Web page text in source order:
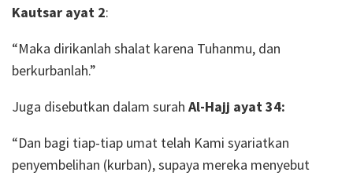
Kautsar ayat 2:
“Maka dirikanlah shalat karena Tuhanmu, dan
berkurbanlah.”
Juga disebutkan dalam surah Al-Hajj ayat 34:
“Dan bagi tiap-tiap umat telah Kami syariatkan
penyembelihan (kurban), supaya mereka menyebut